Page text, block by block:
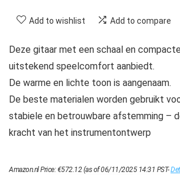
Add to wishlist Add to compare
Deze gitaar met een schaal en
uitstekend speelcomfort aanbiedt.
De warme en lichte toon is aangenaam.
De beste materialen worden gebruikt
stabiele en betrouwbare afstemming –
kracht van het instrumentontwerp
Amazon.nl Price:€572.12 (as of 06/11/2025 14:31 PST-